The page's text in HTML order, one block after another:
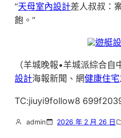
“天母室內設計差人叔叔：
飽。”
遊艇
（羊城晚報•羊城派綜合自
設計海報新聞、網健康住宅
TC:jiuyi9follow8
admin 2026 年 2 月 26 日